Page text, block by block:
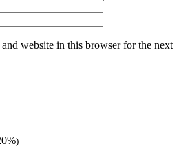
website in this browser for the next
)